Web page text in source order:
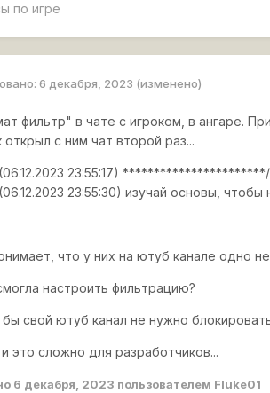
по игре
6 декабря, 2023 (изменено)
фильтр" в чате с игроком, в ангаре.
открыл с ним чат второй раз...
23:55:17)
23:55:30) изучай основы,
что у них на ютуб канале одно
настроить фильтрацию?
свой ютуб канал не нужно
это сложно для разработчиков...
6 декабря, 2023 пользователем Fluke01